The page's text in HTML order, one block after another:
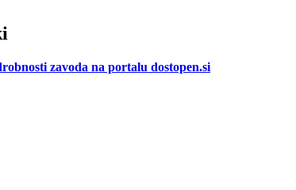
zavoda na portalu dostopen.si